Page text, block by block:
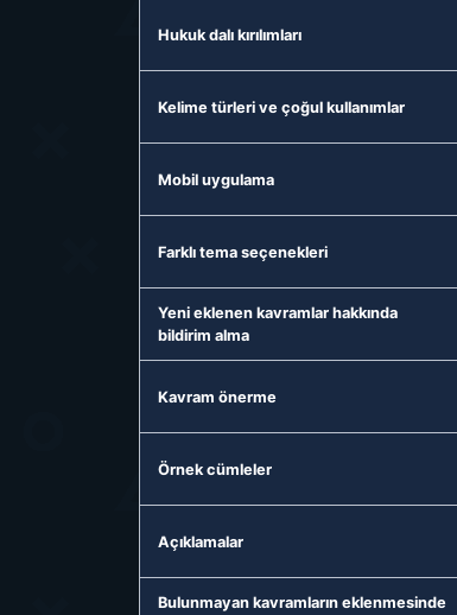
Hukuk dalı kırılımları
Kelime türleri ve çoğul kullanımlar
Mobil uygulama
Farklı tema seçenekleri
Yeni eklenen kavramlar hakkında
bildirim alma
Kavram önerme
Örnek cümleler
Açıklamalar
Bulunmayan kavramların eklenmesinde